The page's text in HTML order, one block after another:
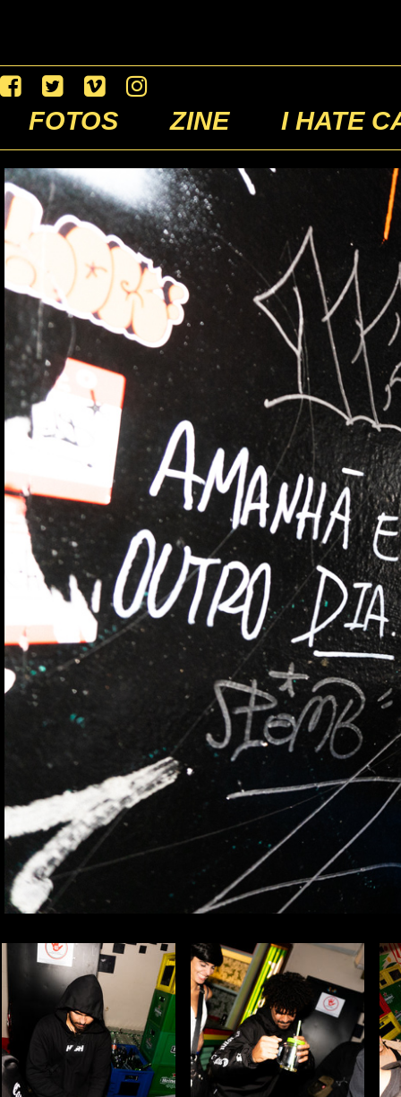
FOTOS ZINE I HATE